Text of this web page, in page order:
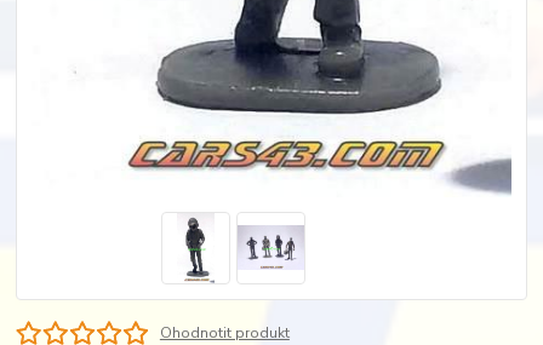
Ohodnotit produkt